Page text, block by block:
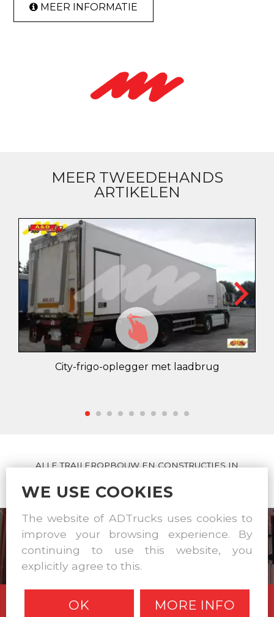
WE USE COOKIES
The website of ADTrucks uses cookies to
improve your browsing experience. By
continuing to use this website, you
explicitly agree to this.
OK MORE INFO
MEER INFORMATIE
MEER TWEEDEHANDS
ARTIKELEN
City-frigo-oplegger met laadbrug
ALLE TRAILEROPBOUW EN CONSTRUCTIES IN